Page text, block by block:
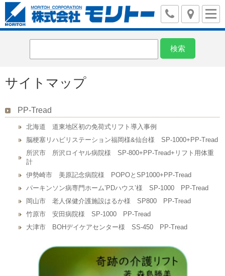
サイトマップ
PP-Tread
北海道 道東地区初の免荷式リフト導入事例
脳梗塞リハビリステーション福岡様&仙台様 SP-1000+PP-Tread
所沢市 所沢ロイヤル病院様 SP-800+PP-Tread+リフト用体重
計
伊勢崎市 美原記念病院様 POPOとSP1000+PP-Tread
パーキンソン病専門ホーム’PDハウス’様 SP-1000 PP-Tread
岡山市 老人保健介護施設はるか様 SP800 PP-Tread
竹原市 安田病院様 SP-1000 PP-Tread
大津市 BOHデイケアセンター様 SS-450 PP-Tread